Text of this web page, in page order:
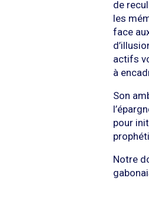
de
les
face
actifs
à
Son
pour
Notre